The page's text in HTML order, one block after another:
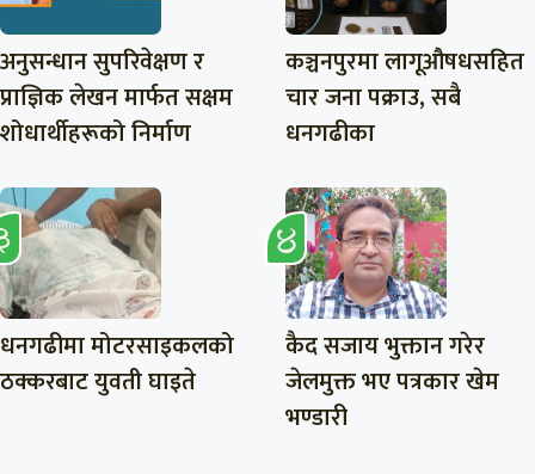
अनुसन्धान सुपरिवेक्षण र
प्राज्ञिक लेखन मार्फत सक्षम
शोधार्थीहरूको निर्माण
कञ्चनपुरमा लागूऔषधसहित
चार जना पक्राउ, सबै
धनगढीका
धनगढीमा मोटरसाइकलको
ठक्करबाट युवती घाइते
कैद सजाय भुक्तान गरेर
जेलमुक्त भए पत्रकार खेम
भण्डारी